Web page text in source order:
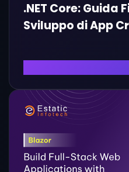
.NET Core: Guida
Sviluppo di App